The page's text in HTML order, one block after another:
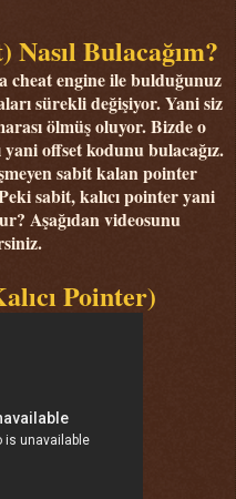
Nasıl Bulacağım?
cheat engine ile bulduğunuz
sürekli değişiyor. Yani siz
ölmüş oluyor. Bizde o
yani offset kodunu bulacağız.
sabit kalan pointer
sabit, kalıcı pointer yani
Aşağıdan videosunu
Pointer)